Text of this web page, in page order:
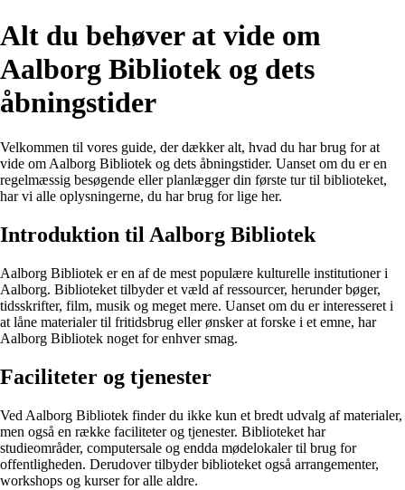
Alt du behøver at vide om
Aalborg Bibliotek og dets
åbningstider
Velkommen til vores guide, der dækker alt, hvad du har brug for at
vide om Aalborg Bibliotek og dets åbningstider. Uanset om du er en
regelmæssig besøgende eller planlægger din første tur til biblioteket,
har vi alle oplysningerne, du har brug for lige her.
Introduktion til Aalborg Bibliotek
Aalborg Bibliotek er en af de mest populære kulturelle institutioner i
Aalborg. Biblioteket tilbyder et væld af ressourcer, herunder bøger,
tidsskrifter, film, musik og meget mere. Uanset om du er interesseret i
at låne materialer til fritidsbrug eller ønsker at forske i et emne, har
Aalborg Bibliotek noget for enhver smag.
Faciliteter og tjenester
Ved Aalborg Bibliotek finder du ikke kun et bredt udvalg af materialer,
men også en række faciliteter og tjenester. Biblioteket har
studieområder, computersale og endda mødelokaler til brug for
offentligheden. Derudover tilbyder biblioteket også arrangementer,
workshops og kurser for alle aldre.